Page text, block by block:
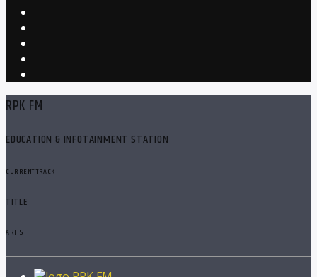
RPK FM
EDUCATION & INFOTAINMENT STATION
CURRENT TRACK
TITLE
ARTIST